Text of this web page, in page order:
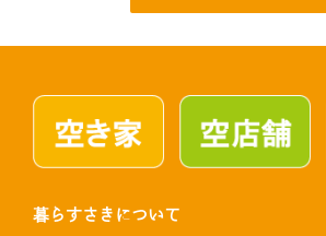
暮らすさきについて